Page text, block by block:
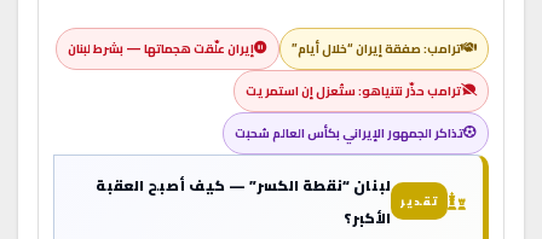
ترامب: صفقة إيران “خلال أيام”
إيران علّقت هجماتها — بشرط لبنان
ترامب حذّر نتنياهو: ستُعزل إن استمريت
تذاكر الجمهور الإيراني بكأس العالم سُحبت
تقدير
لبنان “نقطة الكسر” — كيف أصبح العقبة
الأكبر؟